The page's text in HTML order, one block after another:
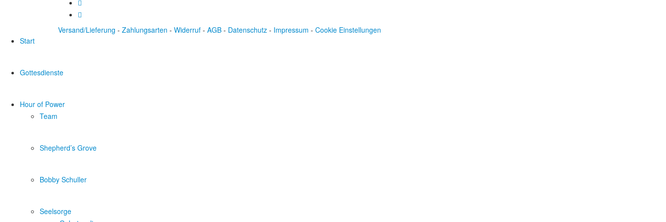
Versand/Lieferung - Zahlungsarten - Widerruf - AGB - Datenschutz - Impressum - Cookie Einstellungen
Start
Gottesdienste
Hour of Power
Team
Shepherd’s Grove
Bobby Schuller
Seelsorge